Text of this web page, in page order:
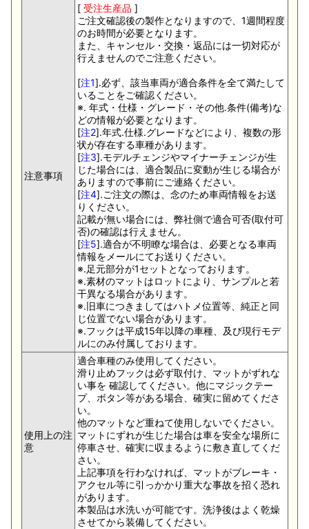
注意事項
[ 受注生産品 ]
ご注文確認後の製作となりますので、1週間程度
のお時間が必要となります。
また、キャンセル・交換・返品には一切対応が
行えませんのでご注意ください。
[注1].必ず、該当車両が適合条件を全て満たして
いることをご確認ください。
※. 年式・仕様・グレード・その他.条件(備考)な
どの情報が必要となります。
[注2].年式.仕様.グレードなどにより、複数の形
状が存在する車種があります。
[注3].モデルチェンジやマイナーチェンジが生
じた場合には、適合製品に変動が生じる場合が
ありますので事前にご連絡ください。
[注4].ご注文の際は、念のため車両情報をお送
りください。
記載が無い場合には、弊社側で適合可否(取付可
否)の確認は行えません。
[注5].適合が不明瞭な場合は、必要となる車両
情報をメールにてお送りください。
※.足元部分が1セットとなっております。
※.素材のマットはロットにより、サンプルと若
干異なる場合があります。
※.旧車につきましてはハトメ位置等、純正と同
じ位置でない場合があります。
※.フックは平成15年以降の車種、及び現行モデ
ルにのみ付属しております。
使用上の注
意
適合車種のみ使用してください。
滑り止めフックは必ず取付け、マットがずれな
い事を 確認してください。他にマジックテー
プ、ボタン等がある場合、確実に留めてくださ
い。
他のマットなど重ねて使用しないでください。
マットにずれが生じた場合は車を安全な場所に
停車させ、確実に収まるように敷き直してくだ
さい。
上記事項を行わなければ、マットがブレーキ・
アクセル等に引っかかり重大な事故を招く恐れ
があります。
本製品は水洗いが可能です。洗浄後はよく乾燥
させてから装備してください。